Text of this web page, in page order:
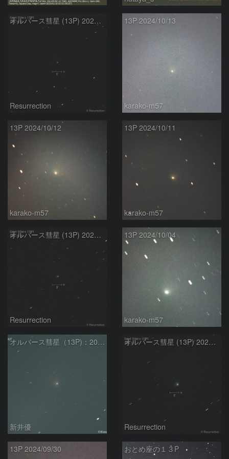
オルバース彗星 (13P) 2024.10.12
Resurrection
13P 2024/10/13
karako-m57
13P 2024/10/12
karako-m57
13P 2024/10/11
karako-m57
オルバース彗星 (13P) 2024.10.10
Resurrection
13P 2024/10/04
karako-m57
オルバース彗星（13P)：2024/10/01
新井優
オルバース彗星 (13P) 2024.10.1
Resurrection
13P 2024/09/30 おとめ座の１３P